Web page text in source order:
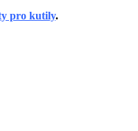
pro kutily.